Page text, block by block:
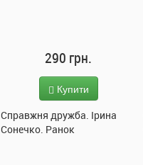
290 грн.
Купити
Справжня дружба. Ірина
Сонечко. Ранок